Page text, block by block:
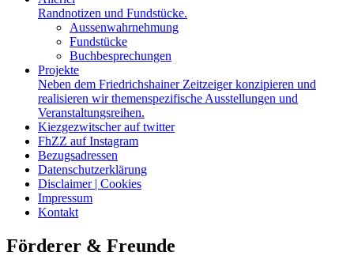
Randnotizen und Fundstücke.
Aussenwahrnehmung
Fundstücke
Buchbesprechungen
Projekte
Neben dem Friedrichshainer Zeitzeiger konzipieren und
realisieren wir themenspezifische Ausstellungen und
Veranstaltungsreihen.
Kiezgezwitscher auf twitter
FhZZ auf Instagram
Bezugsadressen
Datenschutzerklärung
Disclaimer | Cookies
Impressum
Kontakt
Förderer & Freunde